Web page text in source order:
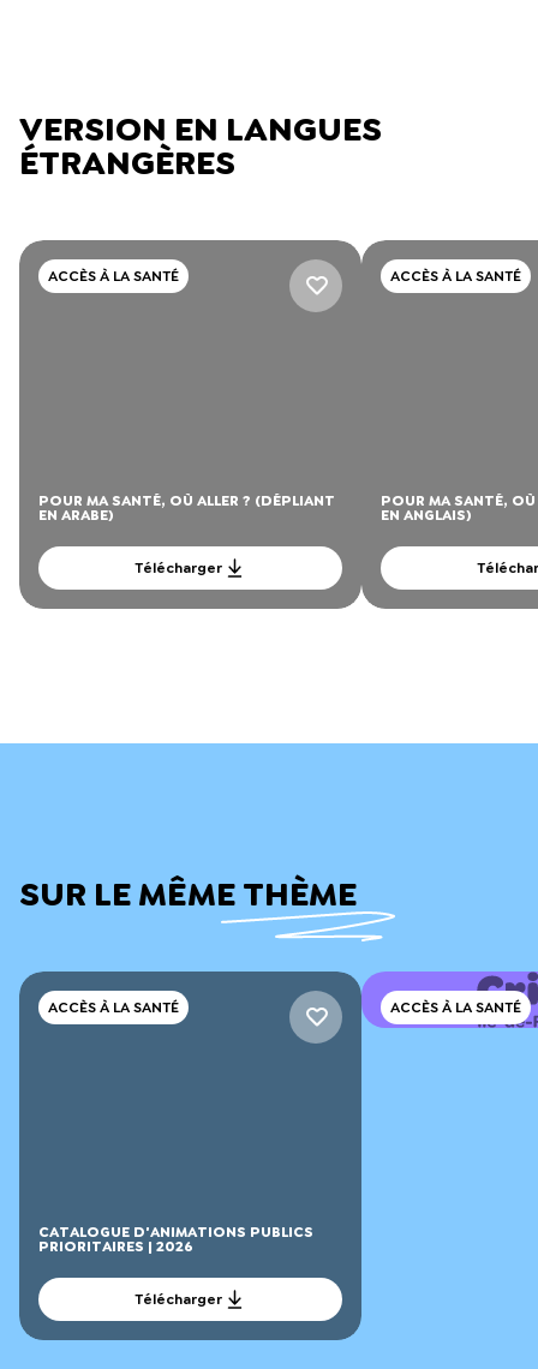
VERSION EN LANGUES
ÉTRANGÈRES
ACCÈS À LA SANTÉ
POUR MA SANTÉ, OÙ ALLER ? (DÉPLIANT
EN ARABE)
Télécharger
ACCÈS À LA SANTÉ
POUR MA SANTÉ,
EN ANGLAIS)
SUR LE MÊME THÈME
ACCÈS À LA SANTÉ
CATALOGUE D'ANIMATIONS PUBLICS
PRIORITAIRES | 2026
Télécharger
ACCÈS À LA SANTÉ